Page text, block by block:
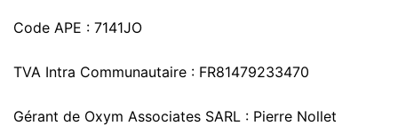
Code APE : 7141JO
TVA Intra Communautaire : FR81479233470
Gérant de Oxym Associates SARL : Pierre Nollet